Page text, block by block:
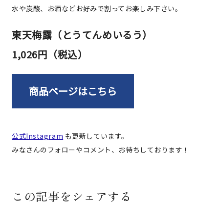
水や炭酸、お酒などお好みで割ってお楽しみ下さい。
東天梅露（とうてんめいるう）
1,026円（税込）
商品ページはこちら
公式Instagram も更新しています。
みなさんのフォローやコメント、お待ちしております！
この記事をシェアする